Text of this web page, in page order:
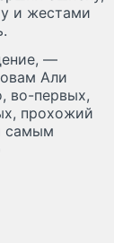
и жестами
—
Али
во-первых,
прохожий
самым